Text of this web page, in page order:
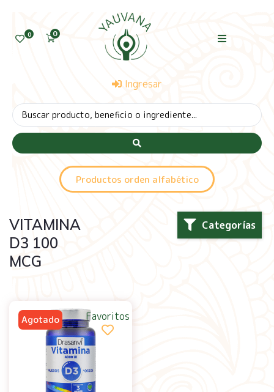
0 0
Ingresar
Productos orden alfabético
Categorías
VITAMINA
D3 100
MCG
Favoritos